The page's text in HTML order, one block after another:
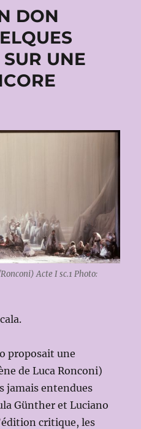
DON
UNE
Acte I sc.1 Photo:
proposait une
de Luca Ronconi)
jamais entendues
Günther et Luciano
critique, les